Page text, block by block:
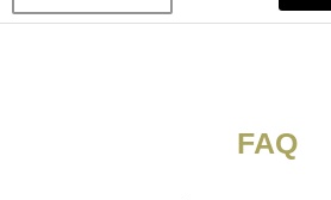
FAQ